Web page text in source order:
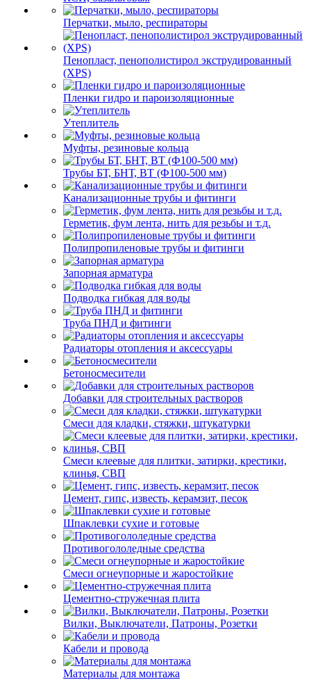
Перчатки, мыло, респираторы
Пенопласт, пенополистирол экструдированный
(XPS)
Пленки гидро и пароизоляционные
Утеплитель
Муфты, резиновые кольца
Трубы БТ, БНТ, ВТ (Ф100-500 мм)
Канализационные трубы и фитинги
Герметик, фум лента, нить для резьбы и т.д.
Полипропиленовые трубы и фитинги
Запорная арматура
Подводка гибкая для воды
Труба ПНД и фитинги
Радиаторы отопления и аксессуары
Бетоносмесители
Добавки для строительных растворов
Смеси для кладки, стяжки, штукатурки
Смеси клеевые для плитки, затирки, крестики,
клинья, СВП
Цемент, гипс, известь, керамзит, песок
Шпаклевки сухие и готовые
Противогололедные средства
Смеси огнеупорные и жаростойкие
Цементно-стружечная плита
Вилки, Выключатели, Патроны, Розетки
Кабели и провода
Материалы для монтажа